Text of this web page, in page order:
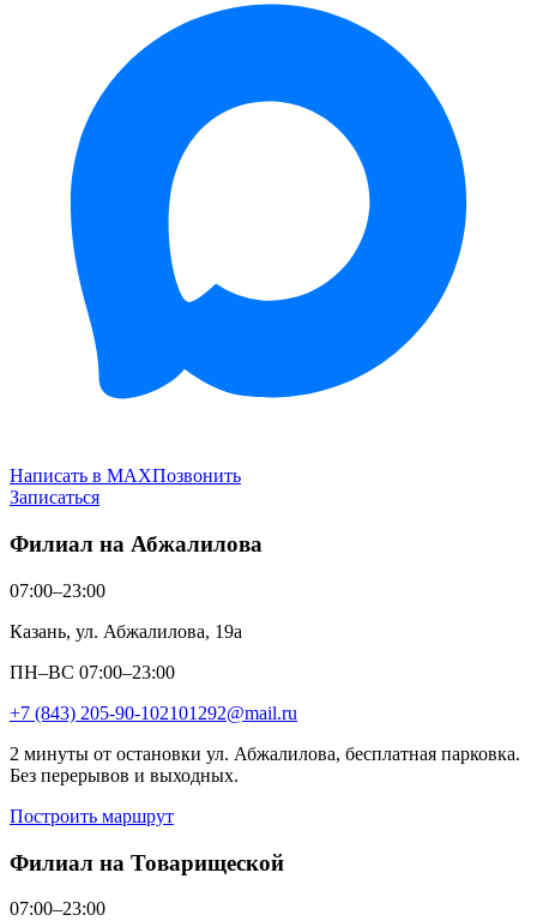
Написать в MAXПозвонить
Записаться
Филиал на Абжалилова
07:00–23:00
Казань, ул. Абжалилова, 19а
ПН–ВС 07:00–23:00
+7 (843) 205-90-102101292@mail.ru
2 минуты от остановки ул. Абжалилова, бесплатная парковка.
Без перерывов и выходных.
Построить маршрут
Филиал на Товарищеской
07:00–23:00